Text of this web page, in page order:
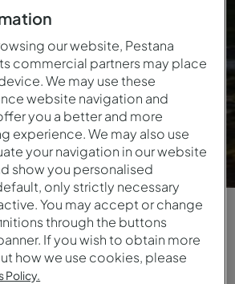
our website, Pestana
commercial partners may place
We may use these
website navigation and
you a better and more
experience. We may also use
your navigation in our website
show you personalised
only strictly necessary
You may accept or change
through the buttons
If you wish to obtain more
how we use cookies, please
Policy.